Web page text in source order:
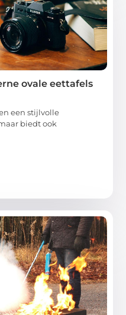
ovale eettafels
een stijlvolle
biedt ook